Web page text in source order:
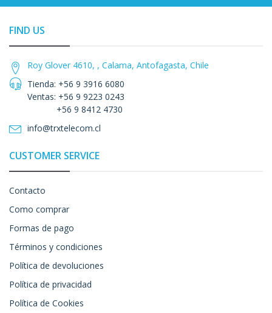
FIND US
Roy Glover 4610, , Calama, Antofagasta, Chile
Tienda: +56 9 3916 6080
Ventas: +56 9 9223 0243
+56 9 8412 4730
info@trxtelecom.cl
CUSTOMER SERVICE
Contacto
Como comprar
Formas de pago
Términos y condiciones
Política de devoluciones
Política de privacidad
Política de Cookies